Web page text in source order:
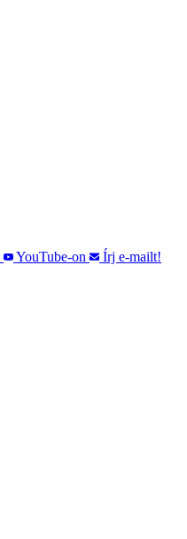
YouTube-on
Írj e-mailt!